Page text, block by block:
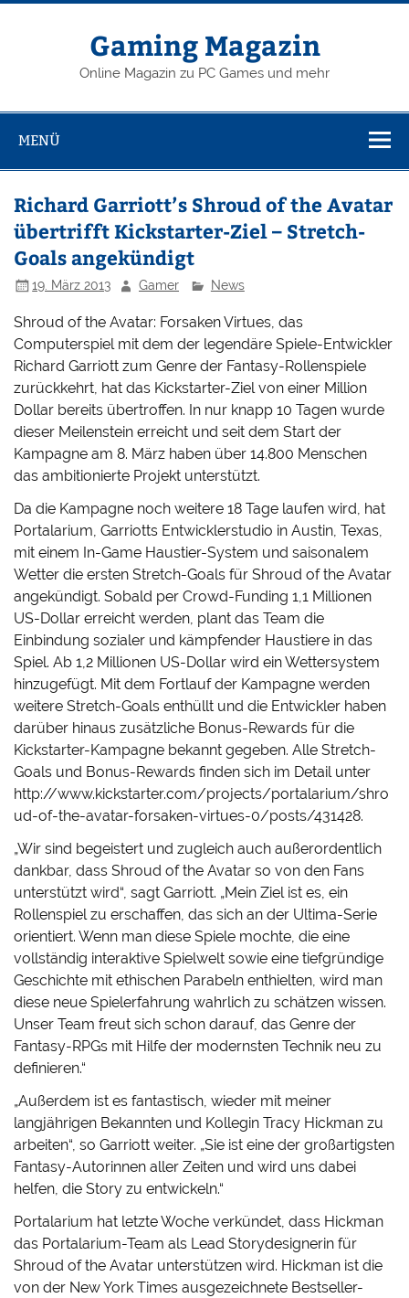
Zum
Gaming Magazin
Online Magazin zu PC Games und mehr
MENÜ
Richard Garriott’s Shroud of the Avatar
übertrifft Kickstarter-Ziel – Stretch-
Goals angekündigt
19. März 2013 Gamer News
Shroud of the Avatar: Forsaken Virtues, das
Computerspiel mit dem der legendäre Spiele-Entwickler
Richard Garriott zum Genre der Fantasy-Rollenspiele
zurückkehrt, hat das Kickstarter-Ziel von einer Million
Dollar bereits übertroffen. In nur knapp 10 Tagen wurde
dieser Meilenstein erreicht und seit dem Start der
Kampagne am 8. März haben über 14.800 Menschen
das ambitionierte Projekt unterstützt.
Da die Kampagne noch weitere 18 Tage laufen wird, hat
Portalarium, Garriotts Entwicklerstudio in Austin, Texas,
mit einem In-Game Haustier-System und saisonalem
Wetter die ersten Stretch-Goals für Shroud of the Avatar
angekündigt. Sobald per Crowd-Funding 1,1 Millionen
US-Dollar erreicht werden, plant das Team die
Einbindung sozialer und kämpfender Haustiere in das
Spiel. Ab 1,2 Millionen US-Dollar wird ein Wettersystem
hinzugefügt. Mit dem Fortlauf der Kampagne werden
weitere Stretch-Goals enthüllt und die Entwickler haben
darüber hinaus zusätzliche Bonus-Rewards für die
Kickstarter-Kampagne bekannt gegeben. Alle Stretch-
Goals und Bonus-Rewards finden sich im Detail unter
http://www.kickstarter.com/projects/portalarium/shro
ud-of-the-avatar-forsaken-virtues-0/posts/431428.
„Wir sind begeistert und zugleich auch außerordentlich
dankbar, dass Shroud of the Avatar so von den Fans
unterstützt wird“, sagt Garriott. „Mein Ziel ist es, ein
Rollenspiel zu erschaffen, das sich an der Ultima-Serie
orientiert. Wenn man diese Spiele mochte, die eine
vollständig interaktive Spielwelt sowie eine tiefgründige
Geschichte mit ethischen Parabeln enthielten, wird man
diese neue Spielerfahrung wahrlich zu schätzen wissen.
Unser Team freut sich schon darauf, das Genre der
Fantasy-RPGs mit Hilfe der modernsten Technik neu zu
definieren.“
„Außerdem ist es fantastisch, wieder mit meiner
langjährigen Bekannten und Kollegin Tracy Hickman zu
arbeiten“, so Garriott weiter. „Sie ist eine der großartigsten
Fantasy-Autorinnen aller Zeiten und wird uns dabei
helfen, die Story zu entwickeln.“
Portalarium hat letzte Woche verkündet, dass Hickman
das Portalarium-Team als Lead Storydesignerin für
Shroud of the Avatar unterstützen wird. Hickman ist die
von der New York Times ausgezeichnete Bestseller-